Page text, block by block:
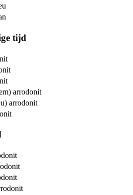
tijd
arrodonit
arrodonit